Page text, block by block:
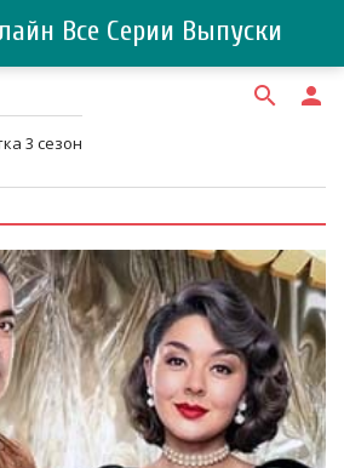
Все Серии Выпуски
search person
3 сезон